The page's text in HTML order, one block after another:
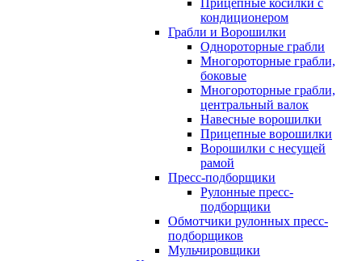
Прицепные косилки с
кондиционером
Грабли и Ворошилки
Однороторные грабли
Многороторные грабли,
боковые
Многороторные грабли,
центральный валок
Навесные ворошилки
Прицепные ворошилки
Ворошилки с несущей
рамой
Пресс-подборщики
Рулонные пресс-
подборщики
Обмотчики рулонных пресс-
подборщиков
Мульчировщики